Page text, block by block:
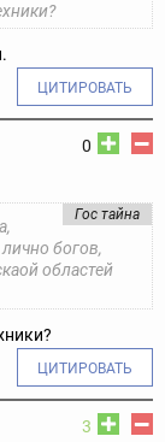
ЦИТИРОВАТЬ
0
Гос тайна
богов,
областей
ЦИТИРОВАТЬ
3